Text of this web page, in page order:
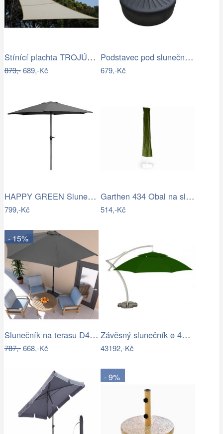
Stínící plachta TROJÚHELNÍK Rojaplast
873,-689,-Kč
Podstavec pod slunečník Houseland Bixi…
679,-Kč
HAPPY GREEN Slunečník s kličkou 230 cm,…
799,-Kč
Garthen 434 Obal na slunečník s…
514,-Kč
- 15%
Slunečník na terasu D4164 Dekorhome
787,-668,-Kč
Závěsný slunečník ø 420 cm
43192,-Kč
- 9%